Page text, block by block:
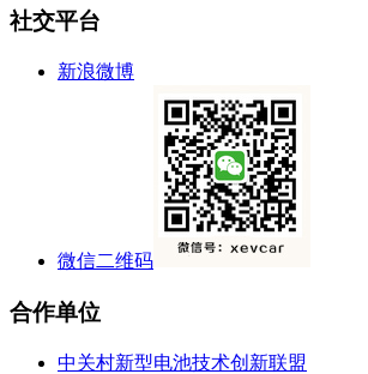
社交平台
新浪微博
微信二维码
合作单位
中关村新型电池技术创新联盟